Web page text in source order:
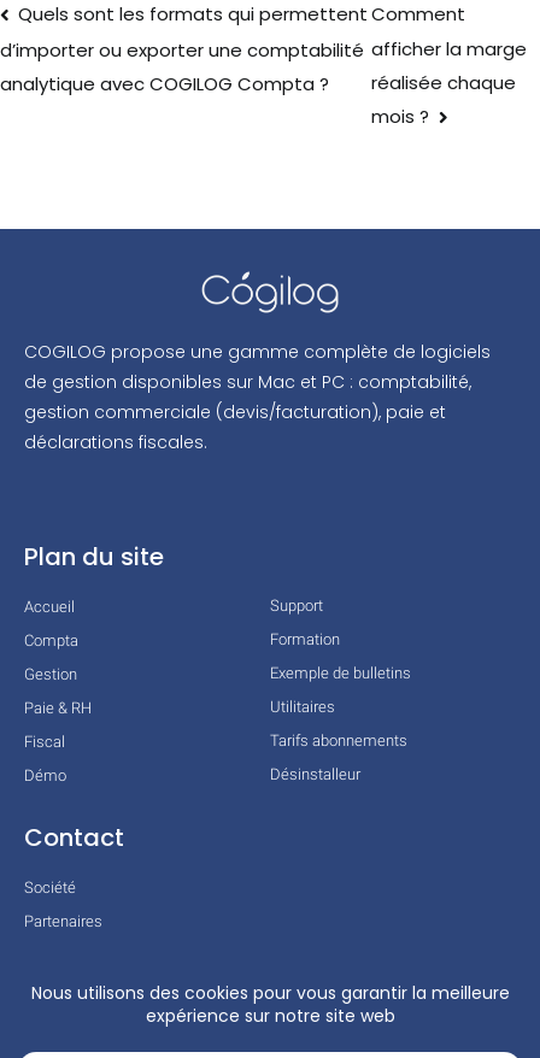
Quels sont les formats qui permettent
d’importer ou exporter une comptabilité
analytique avec COGILOG Compta ?
Comment
afficher la marge
réalisée chaque
mois ?
COGILOG propose une gamme complète de logiciels
de gestion disponibles sur Mac et PC : comptabilité,
gestion commerciale (devis/facturation), paie et
déclarations fiscales.
Plan du site
Accueil
Compta
Gestion
Paie & RH
Fiscal
Démo
Support
Formation
Exemple de bulletins
Utilitaires
Tarifs abonnements
Désinstalleur
Contact
Société
Partenaires
Mentions légales
Conditions générales